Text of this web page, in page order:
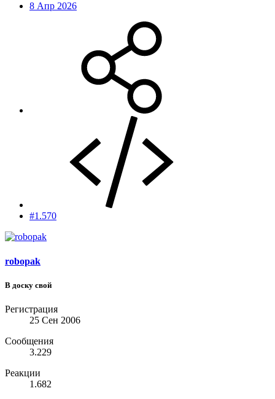
8 Апр 2026
#1.570
robopak
В доску свой
Регистрация
25 Сен 2006
Сообщения
3.229
Реакции
1.682